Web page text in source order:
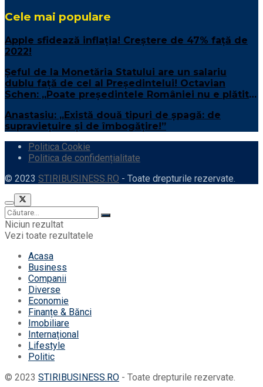
Cele mai populare
Apple sfidează inflaţia! Creştere de 47% față de
2022!
Șeful de la Monetăria Statului are un salariu
dublu față de cel al Președintelui! Octavian
Schen: „Poate președintele României nu e plătit
Anastasiu: „Există două tipuri de șpagă: de
supraviețuire și de îmbogățire!”
Politica Cookie
Politica de confidențialitate
© 2023 STIRIBUSINESS.RO - Toate drepturile rezervate.
Niciun rezultat
Vezi toate rezultatele
Acasa
Business
Companii
Diverse
Economie
Finanțe & Bănci
Imobiliare
Internațional
Lifestyle
Politic
© 2023 STIRIBUSINESS.RO - Toate drepturile rezervate.